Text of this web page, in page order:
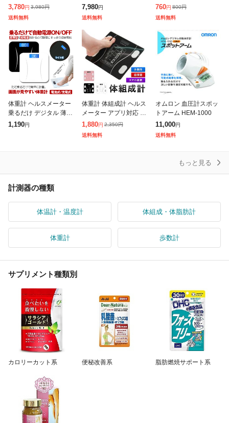
脂肪計 体脂肪率 乗ると
電源オン
3,780円 3,980円
送料無料
理 精度 筋トレ 乗るだ
けで測定 100g BC-768
7,980円
送料無料
タル時計 温度計 湿度計
見やすい大きいデジタ
ル表示 薄型 コンパクト
軽量
760円 800円
送料無料
体重計 ヘルスメーター
乗るだけ デジタル 薄型
軽量 高精度 小型 軽量
1,190円
体重計 体組成計 ヘルス
メーター アプリ対応 ス
マホ連動 iphone Androi
d デジタル 体脂肪率 bl
uetooth
1,880円 2,350円
送料無料
オムロン 血圧計スポッ
トアーム HEM-1000
11,000円
送料無料
もっと見る
計測器の種類
体温計・温度計 体組成・体脂肪計
体重計 歩数計
サプリメント種類別
カロリーカット系 便秘改善系 脂肪燃焼サポート系